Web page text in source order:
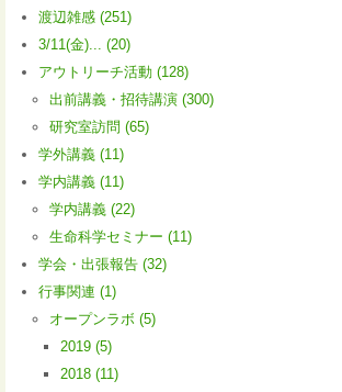
渡辺雑感 (251)
3/11(金)... (20)
アウトリーチ活動 (128)
出前講義・招待講演 (300)
研究室訪問 (65)
学外講義 (11)
学内講義 (11)
学内講義 (22)
生命科学セミナー (11)
学会・出張報告 (32)
行事関連 (1)
オープンラボ (5)
2019 (5)
2018 (11)